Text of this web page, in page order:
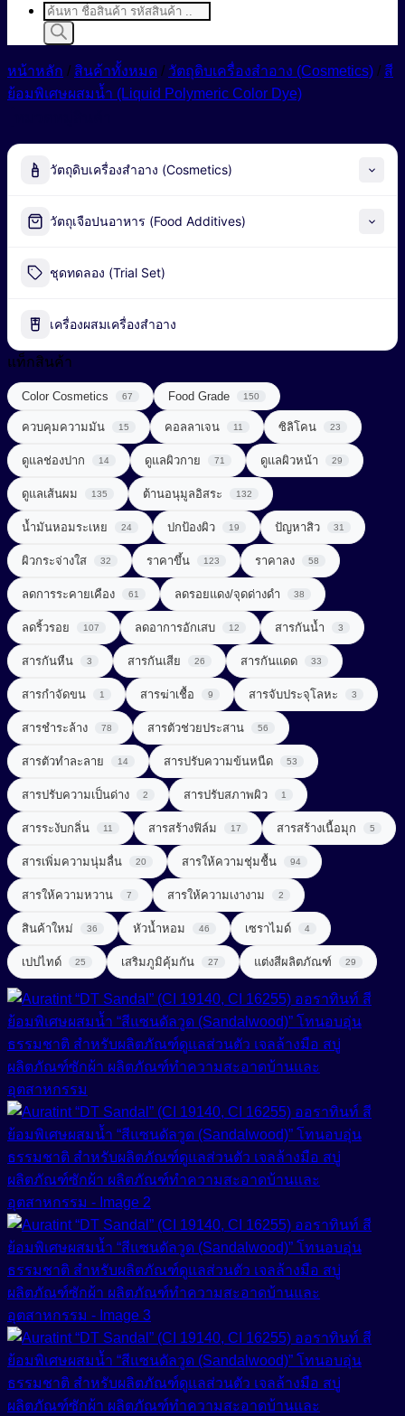
Products
search
หน้าหลัก / สินค้าทั้งหมด / วัตถุดิบเครื่องสำอาง (Cosmetics) / สี
ย้อมพิเศษผสมน้ำ (Liquid Polymeric Color Dye)
วัตถุดิบเครื่องสำอาง (Cosmetics)
Alpha-Arbutin
น้ำมันหอมระเหย (Essential Oil)
พอลิเมอร์ (Polymer)
สารก่อเจล (Gelling Agent)
สารกันเสีย (Preservative)
สารกันแดด (Sunscreen)
Chemical Sunscreen
Physical Sunscreen
Sunscreening Agents
UV Light Stabilizer
UVA + UVB Filter
สารกำจัดขน (Depilatory Agent)
สารขัดถู (Abrasive Agent)
สารฆ่าเชื้อ (Disinfectant)
สารจัดแต่งทรงผม (Styling Agent)
สารจับประจุโลหะ (Chelating Agent)
สารช่วยผลัดเซลล์ผิว (Exfoliating Agent)
สารช่วยเพิ่มความคงตัว (Consistency Factors)
สารช่วยให้ผิวกระชับ (Firming Agent)
สารช่วยให้ผิวผ่อนคลาย (Soothing Agent)
สารทำความสะอาด (Surfactant)
Amino Acid Surfactant
Amphoteric Surfactant
Anionic Surfactant
Cationic Surfactant
Non-ionic Surfactant
สารทำละลาย (Solvent)
สารปรับ pH (pH adjust)
สารปรับความนุ่มลื่น (Conditioning Agent)
สารปรับเนื้อสัมผัสเนียนนุ่ม (Smoothness)
สารผสาน (Emulsifier)
Cream Base (Emulsifier Wax)
O/W Emulsifier
W/O Emulsifier
W/Si Emulsifier
สารสร้างฟิล์ม (Film Forming Agent)
สารสร้างเนื้อมุก (Pearlizing Agent)
สารหล่อลื่น (Lubricant)
สารออกฤทธิ์ (Active)
Anti Acne
Anti Stress Repair
Anti- inflammatory
Anti-Aging Agent
Anti-Allergy
สารออกฤทธิ์ทางชีวภาพ (Bio Actives)
สารเพิ่มการละลาย (Solubilizer)
สารเพิ่มความข้น (Thickerner)
สารเพิ่มความข้น ในน้ำยาปรับผ้านุ่ม (Fabric Softener)
สารเพิ่มความข้นหนืด (Viscosity Controlling)
วัตถุเจือปนอาหาร (Food Additives)
Industrial Fermentation Nutrient
ลดการอักเสบ (Anti Inflammatory)
วิตามินซีจากธรรมชาติ (Natural Vitamin C)
วิตามินและแร่ธาตุ (Vitamins & Minerals)
สารควบคุมความเป็นกรด-ด่าง (Buffering Agent)
สารต้านอนุมูลอิสระ (Anti-oxidant)
สารทำให้เกิดเจล (Gelling Agent)
สารที่ช่วยในการลดน้ำหนัก (Weight Loss Aid)
สารปรุงแต่งรส (Flavor Enhancer)
สารสกัดจากพืช
สารสกัดจากสมุนไพร (Herbal extract)
สารออกฤทธิ์ (Active)
สารเสริมโปรตีน (Protein Enhancer)
สารแต่งสี (Coloring)
สารให้ความหวาน (Sweetener)
เพิ่มสารอาหาร (Nutrient added)
ชุดทดลอง (Trial Set)
เครื่องผสมเครื่องสำอาง
แท็กสินค้า
Color Cosmetics 67 Food Grade 150
ควบคุมความมัน 15 คอลลาเจน 11 ซิลิโคน 23
ดูแลช่องปาก 14 ดูแลผิวกาย 71 ดูแลผิวหน้า 29
ดูแลเส้นผม 135 ต้านอนุมูลอิสระ 132
น้ำมันหอมระเหย 24 ปกป้องผิว 19 ปัญหาสิว 31
ผิวกระจ่างใส 32 ราคาขึ้น 123 ราคาลง 58
ลดการระคายเคือง 61 ลดรอยแดง/จุดด่างดำ 38
ลดริ้วรอย 107 ลดอาการอักเสบ 12 สารกันน้ำ 3
สารกันหืน 3 สารกันเสีย 26 สารกันแดด 33
สารกำจัดขน 1 สารฆ่าเชื้อ 9 สารจับประจุโลหะ 3
สารชำระล้าง 78 สารตัวช่วยประสาน 56
สารตัวทำละลาย 14 สารปรับความข้นหนืด 53
สารปรับความเป็นด่าง 2 สารปรับสภาพผิว 1
สารระงับกลิ่น 11 สารสร้างฟิล์ม 17 สารสร้างเนื้อมุก 5
สารเพิ่มความนุ่มลื่น 20 สารให้ความชุ่มชื้น 94
สารให้ความหวาน 7 สารให้ความเงางาม 2
สินค้าใหม่ 36 หัวน้ำหอม 46 เซราไมด์ 4
เปปไทด์ 25 เสริมภูมิคุ้มกัน 27 แต่งสีผลิตภัณฑ์ 29